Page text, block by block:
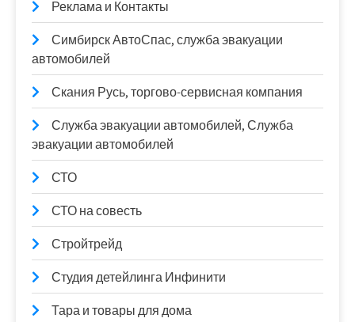
Реклама и Контакты
Симбирск АвтоСпас, служба эвакуации
автомобилей
Скания Русь, торгово-сервисная компания
Служба эвакуации автомобилей, Служба
эвакуации автомобилей
СТО
СТО на совесть
Стройтрейд
Студия детейлинга Инфинити
Тара и товары для дома